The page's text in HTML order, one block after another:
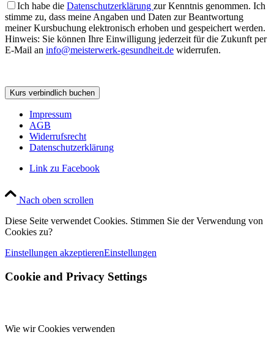
Ich habe die Datenschutzerklärung zur Kenntnis genommen. Ich
stimme zu, dass meine Angaben und Daten zur Beantwortung
meiner Kursbuchung elektronisch erhoben und gespeichert werden.
Hinweis: Sie können Ihre Einwilligung jederzeit für die Zukunft per
E-Mail an info@meisterwerk-gesundheit.de widerrufen.
Impressum
AGB
Widerrufsrecht
Datenschutzerklärung
Link zu Facebook
Nach oben scrollen
Diese Seite verwendet Cookies. Stimmen Sie der Verwendung von
Cookies zu?
Einstellungen akzeptierenEinstellungen
Cookie and Privacy Settings
Wie wir Cookies verwenden